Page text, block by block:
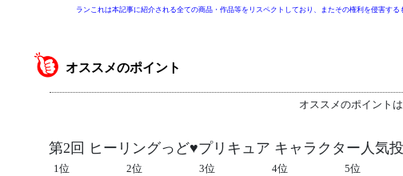
ランこれは本記事に紹介される全ての商品・作品等をリスペクトしており、またその権利を侵害する
オススメのポイント
オススメのポイント
第2回 ヒーリングっど♥プリキュア キャラクター人気
1位 2位 3位 4位 5位